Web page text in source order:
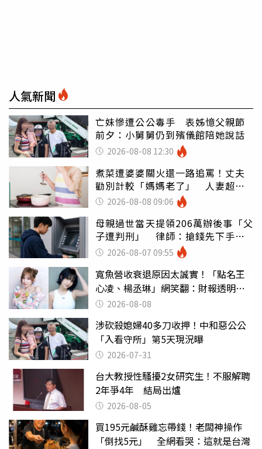
人氣新聞
亡妹慘遭公公毒手 表姊憶父親節
前夕：小舅舅仍到殯儀館陪她說話
2026-08-08 12:30
煮菜遭婆婆關火還一路追罵！丈夫
勸別計較「媽媽老了」 人妻超崩
潰：我像台傭
2026-08-08 09:06
母親過世當天提領206萬辦後事「父
子遭判刑」 律師：搶錢先下手是
罪 2026-08-07 09:55
寬魚營收衰退原因太誠實！「點名王
心凌、楊丞琳」網笑翻：財報透明度
滿分2026-08-08
涉砍殺媳婦40多刀收押！中和惡公公
「入看守所」第5天現況曝
2026-07-31
台大教授性騷擾2女研究生！不服解聘
2年爭4年 結局出爐
2026-08-05
買195元鹹酥雞忘帶錢！老闆神操作
「倒找5元」 全網看哭：這就是台灣